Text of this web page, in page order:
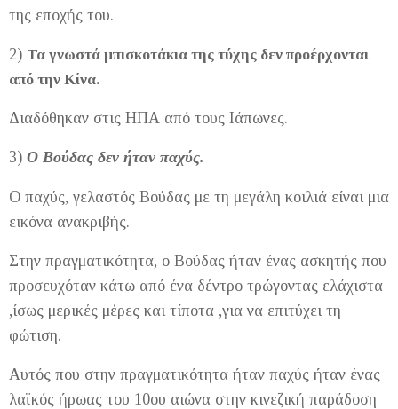
της εποχής του.
2) Τα γνωστά μπισκοτάκια της τύχης δεν προέρχονται
από την Κίνα.
Διαδόθηκαν στις ΗΠΑ από τους Ιάπωνες.
3) Ο Βούδας δεν ήταν παχύς.
Ο παχύς, γελαστός Βούδας με τη μεγάλη κοιλιά είναι μια
εικόνα ανακριβής.
Στην πραγματικότητα, ο Βούδας ήταν ένας ασκητής που
προσευχόταν κάτω από ένα δέντρο τρώγοντας ελάχιστα
,ίσως μερικές μέρες και τίποτα ,για να επιτύχει τη
φώτιση.
Αυτός που στην πραγματικότητα ήταν παχύς ήταν ένας
λαϊκός ήρωας του 10ου αιώνα στην κινεζική παράδοση